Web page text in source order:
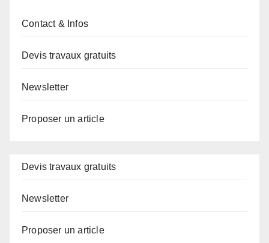
Contact & Infos
Devis travaux gratuits
Newsletter
Proposer un article
Devis travaux gratuits
Newsletter
Proposer un article